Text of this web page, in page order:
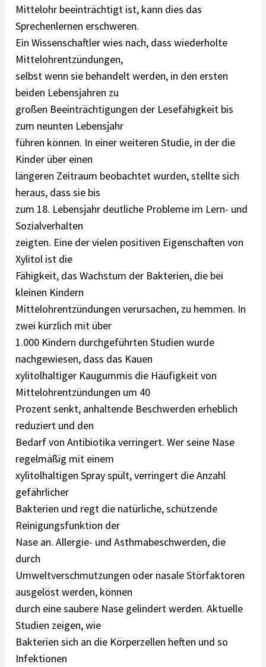
Mittelohr beeinträchtigt ist, kann dies das
Sprechenlernen erschweren.
Ein Wissenschaftler wies nach, dass wiederholte
Mittelohrentzündungen,
selbst wenn sie behandelt werden, in den ersten
beiden Lebensjahren zu
großen Beeinträchtigungen der Lesefähigkeit bis
zum neunten Lebensjahr
führen können. In einer weiteren Studie, in der die
Kinder über einen
längeren Zeitraum beobachtet wurden, stellte sich
heraus, dass sie bis
zum 18. Lebensjahr deutliche Probleme im Lern- und
Sozialverhalten
zeigten. Eine der vielen positiven Eigenschaften von
Xylitol ist die
Fähigkeit, das Wachstum der Bakterien, die bei
kleinen Kindern
Mittelohrentzündungen verursachen, zu hemmen. In
zwei kürzlich mit über
1.000 Kindern durchgeführten Studien wurde
nachgewiesen, dass das Kauen
xylitolhaltiger Kaugummis die Häufigkeit von
Mittelohrentzündungen um 40
Prozent senkt, anhaltende Beschwerden erheblich
reduziert und den
Bedarf von Antibiotika verringert. Wer seine Nase
regelmäßig mit einem
xylitolhaltigen Spray spült, verringert die Anzahl
gefährlicher
Bakterien und regt die natürliche, schützende
Reinigungsfunktion der
Nase an. Allergie- und Asthmabeschwerden, die
durch
Umweltverschmutzungen oder nasale Störfaktoren
ausgelöst werden, können
durch eine saubere Nase gelindert werden. Aktuelle
Studien zeigen, wie
Bakterien sich an die Körperzellen heften und so
Infektionen